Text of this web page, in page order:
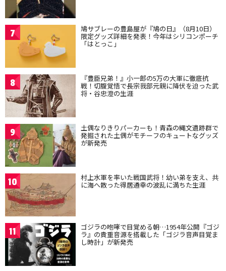
7 鳩サブレーの豊島屋が『鳩の日』（8月10日）
限定グッズ詳細を発表！今年はシリコンポーチ
「はとっこ」
8 『豊臣兄弟！』小一郎の5万の大軍に徹底抗
戦！切腹覚悟で長宗我部元親に降伏を迫った武
将・谷忠澄の生涯
9 土偶なりきりパーカーも！青森の縄文遺跡群で
発掘された土偶がモチーフのキュートなグッズ
が新発売
10 村上水軍を率いた戦国武将！幼い弟を支え、共
に海へ散った得居通幸の波乱に満ちた生涯
11 ゴジラの咆哮で目覚める朝…1954年公開『ゴジ
ラ』の貴重音源を搭載した「ゴジラ音声目覚ま
し時計」が新発売